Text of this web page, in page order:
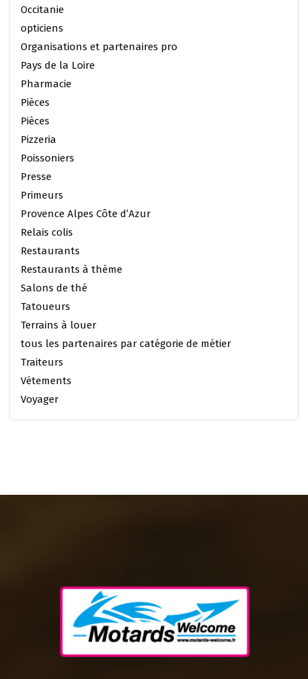
Occitanie
opticiens
Organisations et partenaires pro
Pays de la Loire
Pharmacie
Pièces
Pièces
Pizzeria
Poissoniers
Presse
Primeurs
Provence Alpes Côte d’Azur
Relais colis
Restaurants
Restaurants à thème
Salons de thé
Tatoueurs
Terrains à louer
tous les partenaires par catégorie de métier
Traiteurs
Vétements
Voyager